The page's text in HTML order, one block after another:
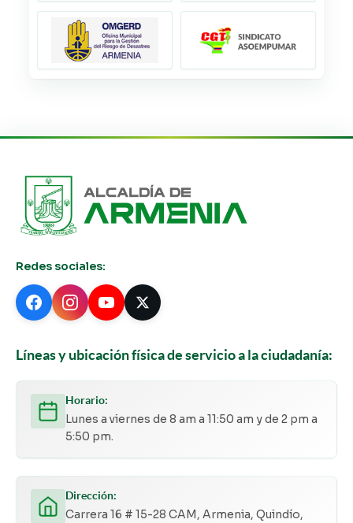
Redes sociales:
Líneas y ubicación física de servicio a la ciudadanía:
Horario:
Lunes a viernes de 8 am a 11:50 am y de 2 pm a
5:50 pm.
Dirección:
Carrera 16 # 15-28 CAM, Armenia, Quindío,